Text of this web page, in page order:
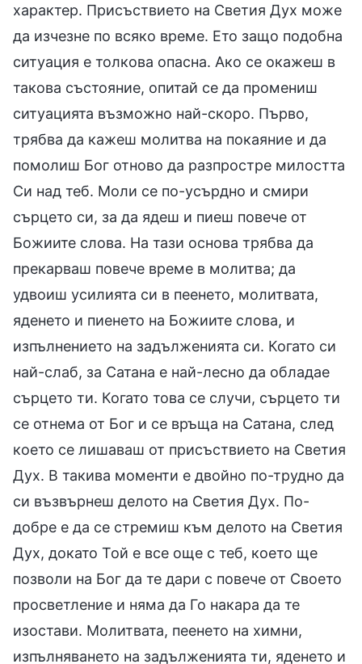
характер. Присъствието на Светия Дух може
да изчезне по всяко време. Ето защо подобна
ситуация е толкова опасна. Ако се окажеш в
такова състояние, опитай се да промениш
ситуацията възможно най-скоро. Първо,
трябва да кажеш молитва на покаяние и да
помолиш Бог отново да разпростре милостта
Си над теб. Моли се по-усърдно и смири
сърцето си, за да ядеш и пиеш повече от
Божиите слова. На тази основа трябва да
прекарваш повече време в молитва; да
удвоиш усилията си в пеенето, молитвата,
яденето и пиенето на Божиите слова, и
изпълнението на задълженията си. Когато си
най-слаб, за Сатана е най-лесно да обладае
сърцето ти. Когато това се случи, сърцето ти
се отнема от Бог и се връща на Сатана, след
което се лишаваш от присъствието на Светия
Дух. В такива моменти е двойно по-трудно да
си възвърнеш делото на Светия Дух. По-
добре е да се стремиш към делото на Светия
Дух, докато Той е все още с теб, което ще
позволи на Бог да те дари с повече от Своето
просветление и няма да Го накара да те
изостави. Молитвата, пеенето на химни,
изпълняването на задълженията ти, яденето и